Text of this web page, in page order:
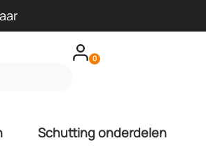
0
Schutting onderdelen